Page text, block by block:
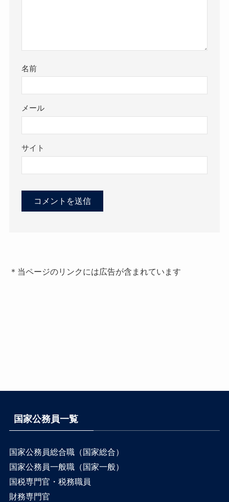
名前
メール
サイト
＊当ページのリンクには広告が含まれています
国家公務員一覧
国家公務員総合職（国家総合）
国家公務員一般職（国家一般）
国税専門官・税務職員
財務専門官